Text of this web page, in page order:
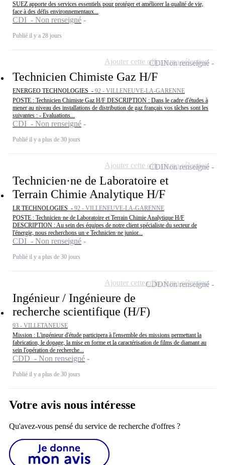
SUEZ apporte des services essentiels pour protéger et améliorer la qualité de vie,
face à des défis environnementaux...
CDI - Non renseigné
Publié il y a 28 jours
Technicien Chimiste Gaz H/F
ENERGEO TECHNOLOGIES - 92 - VILLENEUVE-LA-GARENNE
POSTE : Technicien Chimiste Gaz H/F DESCRIPTION : Dans le cadre d'études à
mener au niveau des installations de distribution de gaz français vos tâches sont les
suivantes : - Evaluations...
CDI - Non renseigné
Publié il y a plus de 30 jours
CDINon renseigné
Ajouter cette offre à ma sélection
Technicien·ne de Laboratoire et
Terrain Chimie Analytique H/F
LR TECHNOLOGIES - 92 - VILLENEUVE-LA-GARENNE
POSTE : Technicien·ne de Laboratoire et Terrain Chimie Analytique H/F
DESCRIPTION : Au sein des équipes de notre client spécialiste du secteur de
l'énergie, nous recherchons un·e Technicien·ne junior...
CDI - Non renseigné
Publié il y a plus de 30 jours
CDINon renseigné
Ajouter cette offre à ma sélection
Ingénieur / Ingénieure de
recherche scientifique (H/F)
93 - VILLETANEUSE
Mission : L'ingénieur d'étude participera à l'ensemble des missions permettant la
fabrication, le dopage, la mise en forme et la caractérisation de films de diamant au
sein l'opération de recherche...
CDD - Non renseigné
Publié il y a plus de 30 jours
CDDNon renseigné
Ajouter cette offre à ma sélection
Votre avis nous intéresse
Qu'avez-vous pensé du service de recherche d'offres ?